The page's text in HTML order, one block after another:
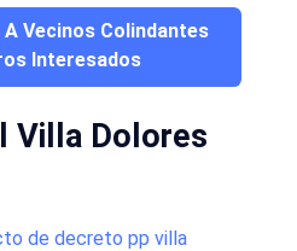
Vecinos Colindantes
Interesados
Villa Dolores
de decreto pp villa